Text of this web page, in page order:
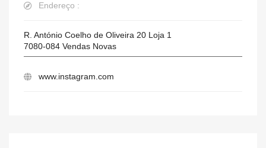
Endereço :
R. António Coelho de Oliveira 20 Loja 1
7080-084 Vendas Novas
www.instagram.com